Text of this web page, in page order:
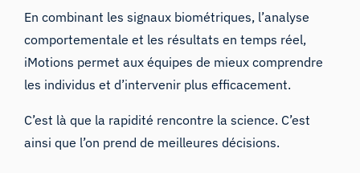
En combinant les signaux biométriques, l’analyse
comportementale et les résultats en temps réel,
iMotions permet aux équipes de mieux comprendre
les individus et d’intervenir plus efficacement.
C’est là que la rapidité rencontre la science. C’est
ainsi que l’on prend de meilleures décisions.